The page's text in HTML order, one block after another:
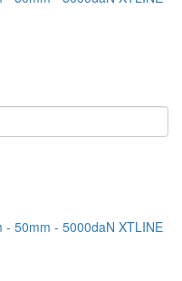
50mm - 5000daN XTLINE